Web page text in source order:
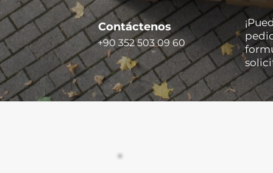
Contáctenos
+90 352 503 09 60